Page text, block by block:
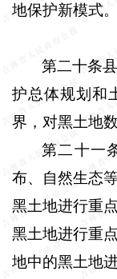
地保护新模式。
第二十条
护总体规划和
界，对黑土地
第二十一
布、自然生态
黑土地进行重
黑土地进行重
地中的黑土地